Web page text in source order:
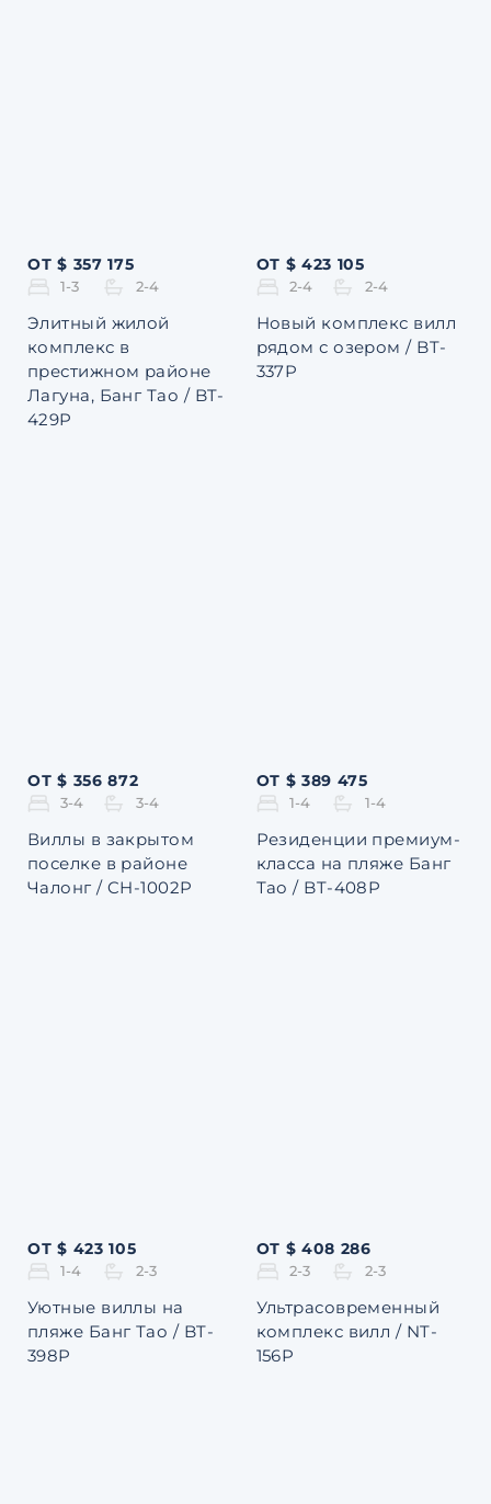
ОТ $ 357 175
1-3 2-4
Элитный жилой
комплекс в
престижном районе
Лагуна, Банг Тао / BT-
429P
ОТ $ 423 105
2-4 2-4
Новый комплекс вилл
рядом с озером / BT-
337P
ОТ $ 356 872
3-4 3-4
Виллы в закрытом
поселке в районе
Чалонг / CH-1002P
ОТ $ 389 475
1-4 1-4
Резиденции премиум-
класса на пляже Банг
Тао / BT-408P
ОТ $ 423 105
1-4 2-3
Уютные виллы на
пляже Банг Тао / BT-
398P
ОТ $ 408 286
2-3 2-3
Ультрасовременный
комплекс вилл / NT-
156P